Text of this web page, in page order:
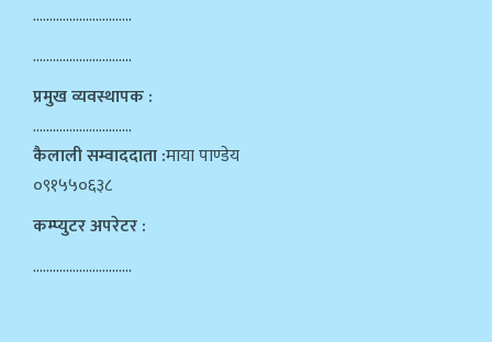
…………………………
…………………………
प्रमुख व्यवस्थापक :
…………………………
कैलाली सम्वाददाता :माया पाण्डेय
०९१५५०६३८
कम्प्युटर अपरेटर :
…………………………